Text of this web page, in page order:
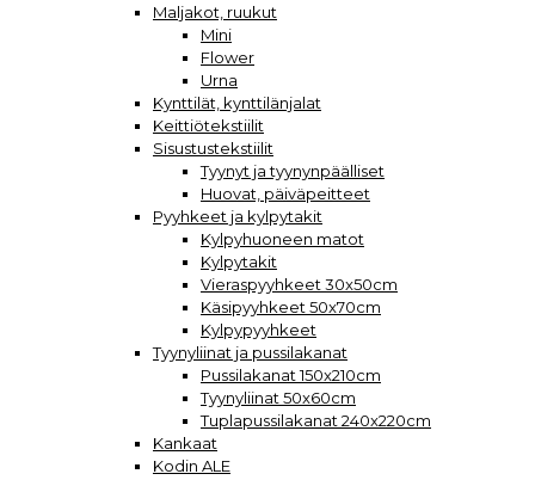
Maljakot, ruukut
Mini
Flower
Urna
Kynttilät, kynttilänjalat
Keittiötekstiilit
Sisustustekstiilit
Tyynyt ja tyynynpäälliset
Huovat, päiväpeitteet
Pyyhkeet ja kylpytakit
Kylpyhuoneen matot
Kylpytakit
Vieraspyyhkeet 30x50cm
Käsipyyhkeet 50x70cm
Kylpypyyhkeet
Tyynyliinat ja pussilakanat
Pussilakanat 150x210cm
Tyynyliinat 50x60cm
Tuplapussilakanat 240x220cm
Kankaat
Kodin ALE